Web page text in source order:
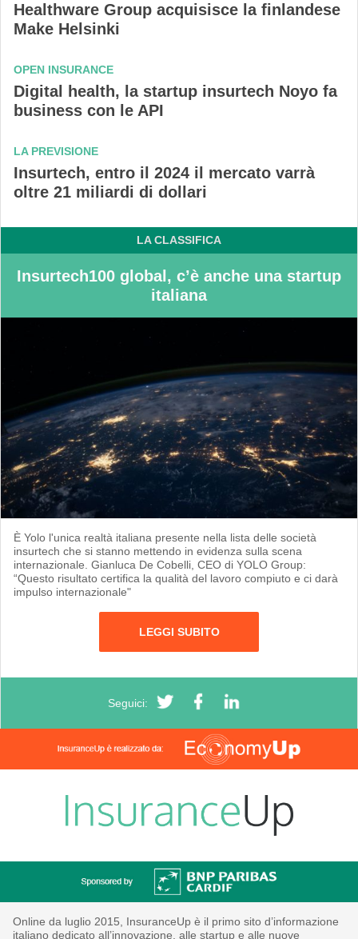
Healthware Group acquisisce la finlandese
Make Helsinki
OPEN INSURANCE
Digital health, la startup insurtech Noyo fa
business con le API
LA PREVISIONE
Insurtech, entro il 2024 il mercato varrà
oltre 21 miliardi di dollari
LA CLASSIFICA
Insurtech100 global, c’è anche una startup
italiana
È Yolo l'unica realtà italiana presente nella lista delle società
insurtech che si stanno mettendo in evidenza sulla scena
internazionale. Gianluca De Cobelli, CEO di YOLO Group:
“Questo risultato certifica la qualità del lavoro compiuto e ci darà
impulso internazionale"
LEGGI SUBITO
Seguici:
Online da luglio 2015, InsuranceUp è il primo sito d’informazione
italiano dedicato all’innovazione, alle startup e alle nuove